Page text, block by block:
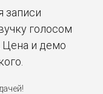
записи
голосом
. Цена и демо